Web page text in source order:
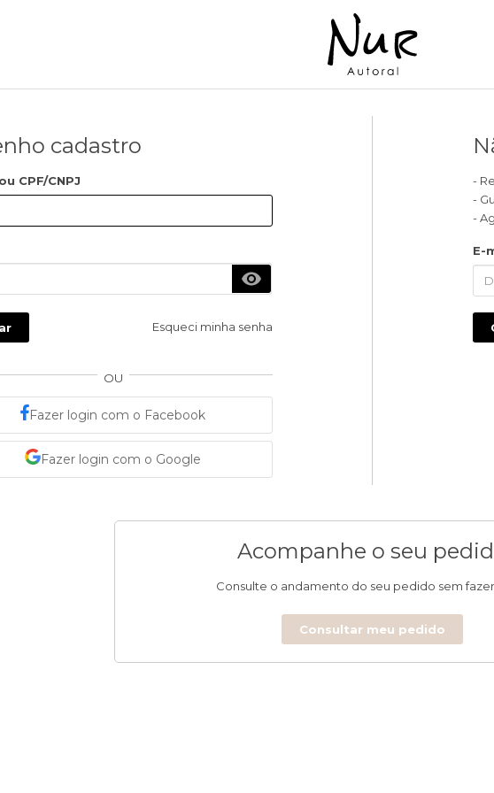
cadastro
CPF/CNPJ
Esqueci minha senha
OU
Fazer login com o Facebook
Fazer login com o Google
-
-
-
E-
Acompanhe o seu
Consulte o andamento do seu pedido sem fazer
Consultar meu pedido